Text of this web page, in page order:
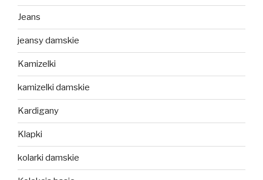
Jeans
jeansy damskie
Kamizelki
kamizelki damskie
Kardigany
Klapki
kolarki damskie